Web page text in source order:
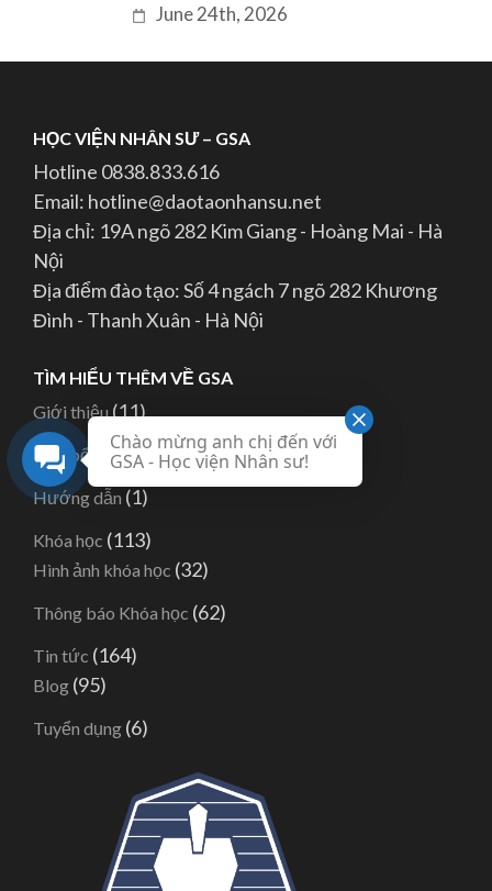
June 24th, 2026
HỌC VIỆN NHÂN SƯ – GSA
Hotline 0838.833.616
Email: hotline@daotaonhansu.net
Địa chỉ: 19A ngõ 282 Kim Giang - Hoàng Mai - Hà
Nội
Địa điểm đào tạo: Số 4 ngách 7 ngõ 282 Khương
Đình - Thanh Xuân - Hà Nội
TÌM HIỂU THÊM VỀ GSA
Giới thiệu(11)
Học bổng (82)
Hướng dẫn (1)
Khóa học (113)
Hình ảnh khóa học (32)
Thông báo Khóa học (62)
Tin tức (164)
Blog (95)
Tuyển dụng (6)
Chào mừng anh chị đến với
GSA - Học viện Nhân sư!